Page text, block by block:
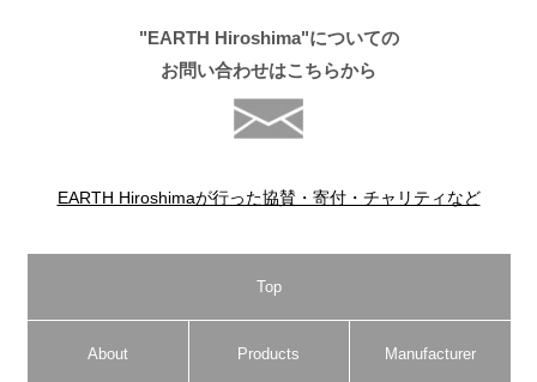
"EARTH Hiroshima"についての
お問い合わせはこちらから
EARTH Hiroshimaが行った協賛・寄付・チャリティなど
Top
About Products Manufacturer